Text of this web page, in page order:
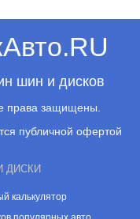
шин и дисков
права защищены.
публичной офертой
ДИСКИ
калькулятор